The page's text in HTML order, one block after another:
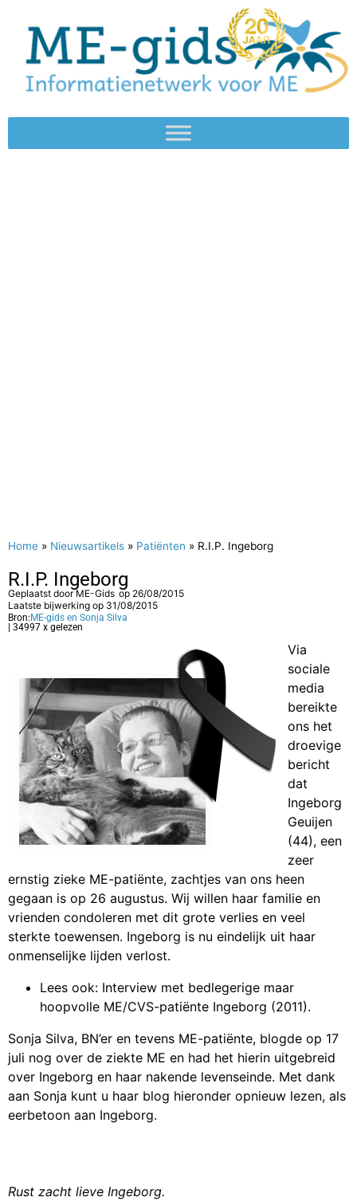
Home » Nieuwsartikels » Patiënten » R.I.P. Ingeborg
R.I.P. Ingeborg
Geplaatst doorME-Gids op 26/08/2015
Laatste bijwerking op 31/08/2015
Bron: ME-gids en Sonja Silva
| 34997 x gelezen
Via
sociale
media
bereikte
ons het
droevige
bericht
dat
Ingeborg
Geuijen
(44), een
zeer
ernstig zieke ME-patiënte, zachtjes van ons heen
gegaan is op 26 augustus. Wij willen haar familie en
vrienden condoleren met dit grote verlies en veel
sterkte toewensen. Ingeborg is nu eindelijk uit haar
onmenselijke lijden verlost.
Lees ook: Interview met bedlegerige maar
hoopvolle ME/CVS-patiënte Ingeborg (2011).
Sonja Silva, BN’er en tevens ME-patiënte, blogde op 17
juli nog over de ziekte ME en had het hierin uitgebreid
over Ingeborg en haar nakende levenseinde. Met dank
aan Sonja kunt u haar blog hieronder opnieuw lezen, als
eerbetoon aan Ingeborg.
Rust zacht lieve Ingeborg.